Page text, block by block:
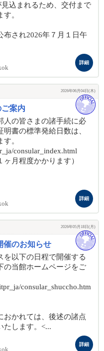
込まれるため、交付まで
。
され2026年７月１日午
詳細
2026年06月04日(木)
案内
の皆さまの諸手続に必
書の標準発給日数は、
。
consular_index.html
ヶ月程度かかります）
詳細
2026年05月18日(月)
催のお知らせ
を以下の日程で開催する
の当館ホームページをご
consular_shuccho.htm
おかれては、後述の諸点
たします。<...
詳細